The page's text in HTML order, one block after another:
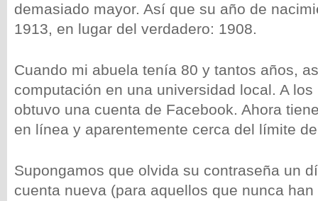
demasiado mayor. Así que su año de
1913, en lugar del verdadero: 1908.
Cuando mi abuela tenía 80 y tantos años,
computación en una universidad local. A
obtuvo una cuenta de Facebook. Ahora
en línea y aparentemente cerca del límite
Supongamos que olvida su contraseña un
cuenta nueva (para aquellos que nunca